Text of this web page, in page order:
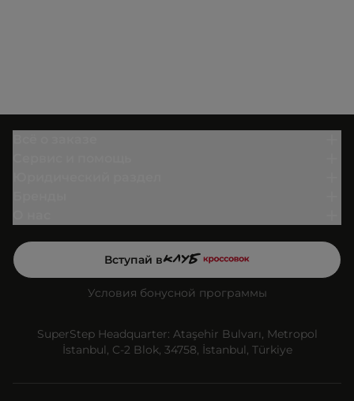
Вступай в
Условия бонусной программы
SuperStep Headquarter: Ataşehir Bulvarı, Metropol
İstanbul, C-2 Blok, 34758, İstanbul, Türkiye